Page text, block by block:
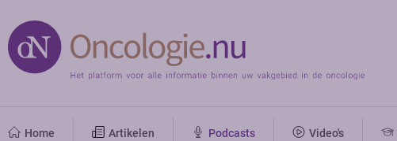
Home Artikelen Podcasts Video's